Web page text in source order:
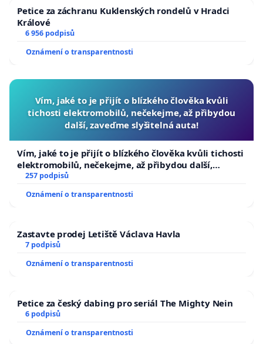
Petice za záchranu Kuklenských rondelů v Hradci
Králové
6 956 podpisů
Oznámení o transparentnosti
Vím, jaké to je přijít o blízkého člověka kvůli
tichosti elektromobilů, nečekejme, až přibydou
další, zaveďme slyšitelná auta!
Vím, jaké to je přijít o blízkého člověka kvůli tichosti
elektromobilů, nečekejme, až přibydou další,
zaveďme slyšitelná auta!
257 podpisů
Oznámení o transparentnosti
Zastavte prodej Letiště Václava Havla
7 podpisů
Oznámení o transparentnosti
Petice za český dabing pro seriál The Mighty Nein
6 podpisů
Oznámení o transparentnosti